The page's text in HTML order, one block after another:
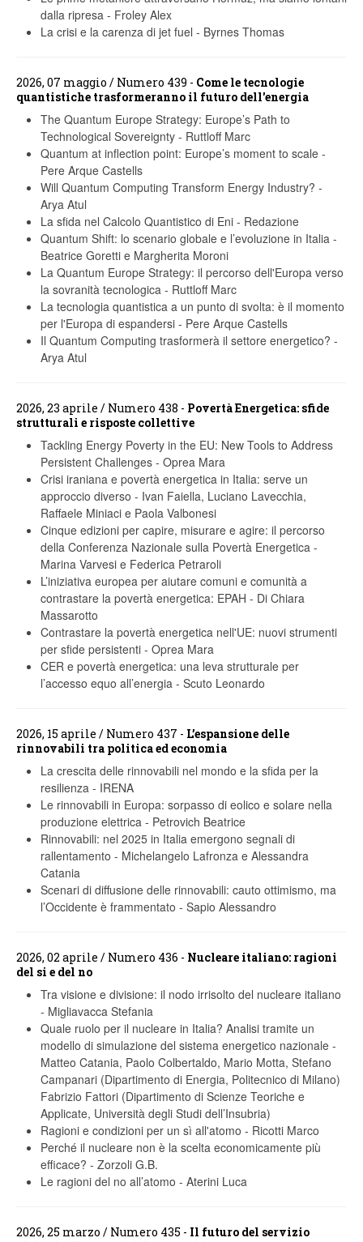
dalla ripresa - Froley Alex
La crisi e la carenza di jet fuel - Byrnes Thomas
2026, 07 maggio / Numero 439 - Come le tecnologie
quantistiche trasformeranno il futuro dell'energia
The Quantum Europe Strategy: Europe’s Path to
Technological Sovereignty - Ruttloff Marc
Quantum at inflection point: Europe’s moment to scale -
Pere Arque Castells
Will Quantum Computing Transform Energy Industry? -
Arya Atul
La sfida nel Calcolo Quantistico di Eni - Redazione
Quantum Shift: lo scenario globale e l’evoluzione in Italia -
Beatrice Goretti e Margherita Moroni
La Quantum Europe Strategy: il percorso dell'Europa verso
la sovranità tecnologica - Ruttloff Marc
La tecnologia quantistica a un punto di svolta: è il momento
per l'Europa di espandersi - Pere Arque Castells
Il Quantum Computing trasformerà il settore energetico? -
Arya Atul
2026, 23 aprile / Numero 438 - Povertà Energetica: sfide
strutturali e risposte collettive
Tackling Energy Poverty in the EU: New Tools to Address
Persistent Challenges - Oprea Mara
Crisi iraniana e povertà energetica in Italia: serve un
approccio diverso - Ivan Faiella, Luciano Lavecchia,
Raffaele Miniaci e Paola Valbonesi
Cinque edizioni per capire, misurare e agire: il percorso
della Conferenza Nazionale sulla Povertà Energetica -
Marina Varvesi e Federica Petraroli
L’iniziativa europea per aiutare comuni e comunità a
contrastare la povertà energetica: EPAH - Di Chiara
Massarotto
Contrastare la povertà energetica nell'UE: nuovi strumenti
per sfide persistenti - Oprea Mara
CER e povertà energetica: una leva strutturale per
l’accesso equo all’energia - Scuto Leonardo
2026, 15 aprile / Numero 437 - L’espansione delle
rinnovabili tra politica ed economia
La crescita delle rinnovabili nel mondo e la sfida per la
resilienza - IRENA
Le rinnovabili in Europa: sorpasso di eolico e solare nella
produzione elettrica - Petrovich Beatrice
Rinnovabili: nel 2025 in Italia emergono segnali di
rallentamento - Michelangelo Lafronza e Alessandra
Catania
Scenari di diffusione delle rinnovabili: cauto ottimismo, ma
l’Occidente è frammentato - Sapio Alessandro
2026, 02 aprile / Numero 436 - Nucleare italiano: ragioni
del si e del no
Tra visione e divisione: il nodo irrisolto del nucleare italiano
- Migliavacca Stefania
Quale ruolo per il nucleare in Italia? Analisi tramite un
modello di simulazione del sistema energetico nazionale -
Matteo Catania, Paolo Colbertaldo, Mario Motta, Stefano
Campanari (Dipartimento di Energia, Politecnico di Milano)
Fabrizio Fattori (Dipartimento di Scienze Teoriche e
Applicate, Università degli Studi dell’Insubria)
Ragioni e condizioni per un sì all'atomo - Ricotti Marco
Perché il nucleare non è la scelta economicamente più
efficace? - Zorzoli G.B.
Le ragioni del no all’atomo - Aterini Luca
2026, 25 marzo / Numero 435 - Il futuro del servizio